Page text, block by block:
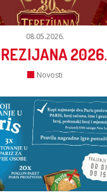
08.05.2026.
2026.
Novosti